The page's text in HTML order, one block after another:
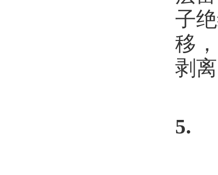
子
移
剥
5.